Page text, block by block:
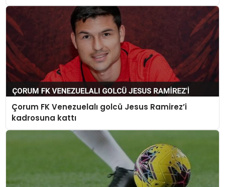
Çorum FK Venezuelalı golcü Jesus Ramirez’i
kadrosuna kattı